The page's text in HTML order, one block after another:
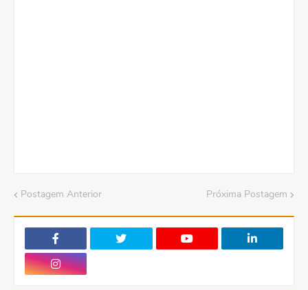
Postagem Anterior Próxima Postagem